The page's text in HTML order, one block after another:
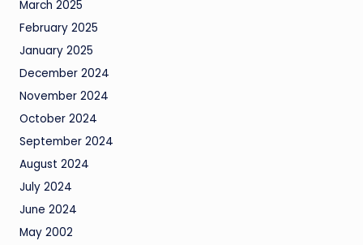
March 2025
February 2025
January 2025
December 2024
November 2024
October 2024
September 2024
August 2024
July 2024
June 2024
May 2002